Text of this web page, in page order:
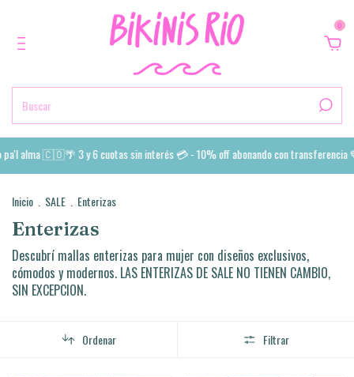
0
alma 🇨🇴🌴 3 y 6 cuotas sin interés 💳 - 10% off abonando con transferencia 💙
Inicio SALE Enterizas
Enterizas
Descubrí mallas enterizas para mujer con diseños exclusivos,
cómodos y modernos. LAS ENTERIZAS DE SALE NO TIENEN CAMBIO,
SIN EXCEPCION.
Ordenar Filtrar